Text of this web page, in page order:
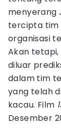
menyerang
tercipta tim
organisasi
Akan tetapi,
diluar
dalam tim
yang telah
kacau. Film
Desember